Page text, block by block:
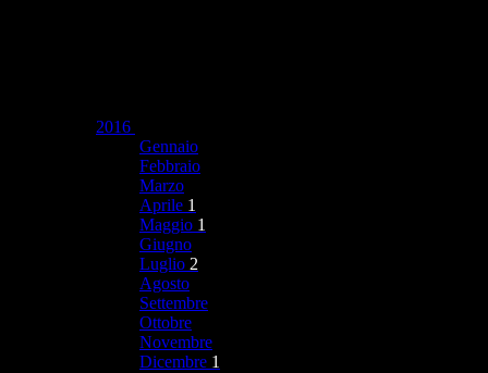
2016
Gennaio
Febbraio
Marzo
Aprile 1
Maggio 1
Giugno
Luglio 2
Agosto
Settembre
Ottobre
Novembre
Dicembre 1